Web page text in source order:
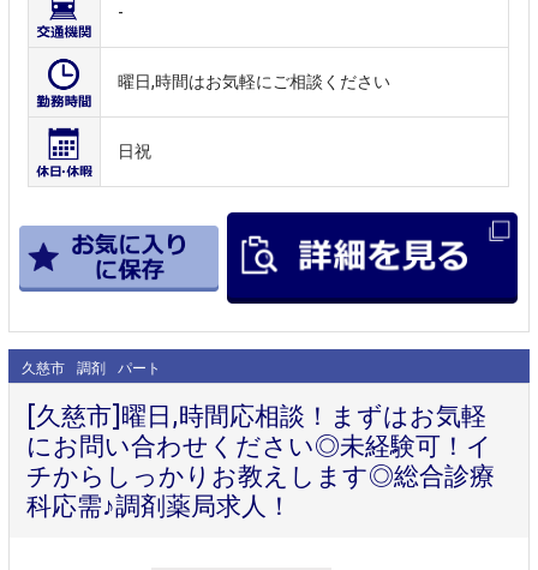
-
曜日,時間はお気軽にご相談ください
日祝
久慈市 調剤 パート
[久慈市]曜日,時間応相談！まずはお気軽
にお問い合わせください◎未経験可！イ
チからしっかりお教えします◎総合診療
科応需♪調剤薬局求人！